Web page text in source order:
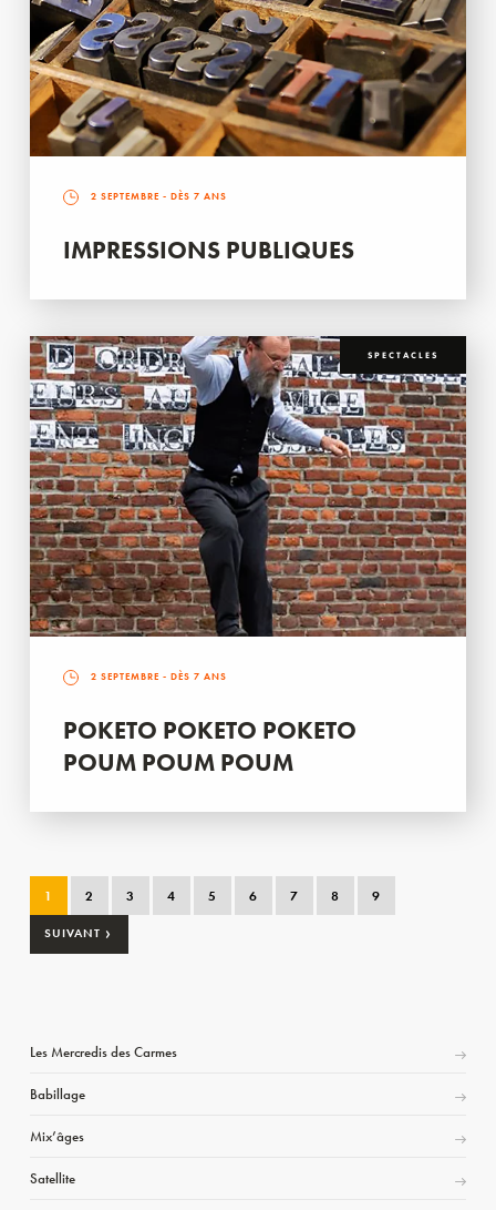
2 SEPTEMBRE - DÈS 7 ANS
IMPRESSIONS PUBLIQUES
SPECTACLES
2 SEPTEMBRE - DÈS 7 ANS
POKETO POKETO POKETO
POUM POUM POUM
1 2 3 4 5 6 7 8 9
SUIVANT ›
Les Mercredis des Carmes
Babillage
Mix’âges
Satellite